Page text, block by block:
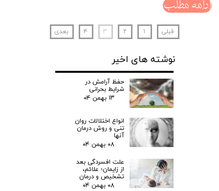
ادامه مطلب
قبلی ۱ ۲ ۳ ۴ بعدی
نوشته های اخیر
حفظ آرامش در
شرایط بحرانی
۱۳ بهمن ۰۴
انواع اختلالات روان
تنی و روش درمان
آنها
۰۸ بهمن ۰۴
علت افسردگی بعد
از زایمان؛ علائم،
تشخیص و درمان
۰۸ بهمن ۰۴